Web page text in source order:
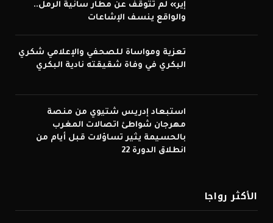
إير» لم تتوقف عن مطار سانية الرمل..
والواقع ينسف الإشاعات
تعزية ومواساة للصحفي والإعلامي شكري
البكري في وفاة شقيقته نادية البكري
استبعاد إدريس شتيوي من منصة
مهرجان شواطئ اتصالات المغرب
بالحسيمة يثير تساؤلات قبل أيام من
انطلاق الدورة 22
الأكثر رواجا